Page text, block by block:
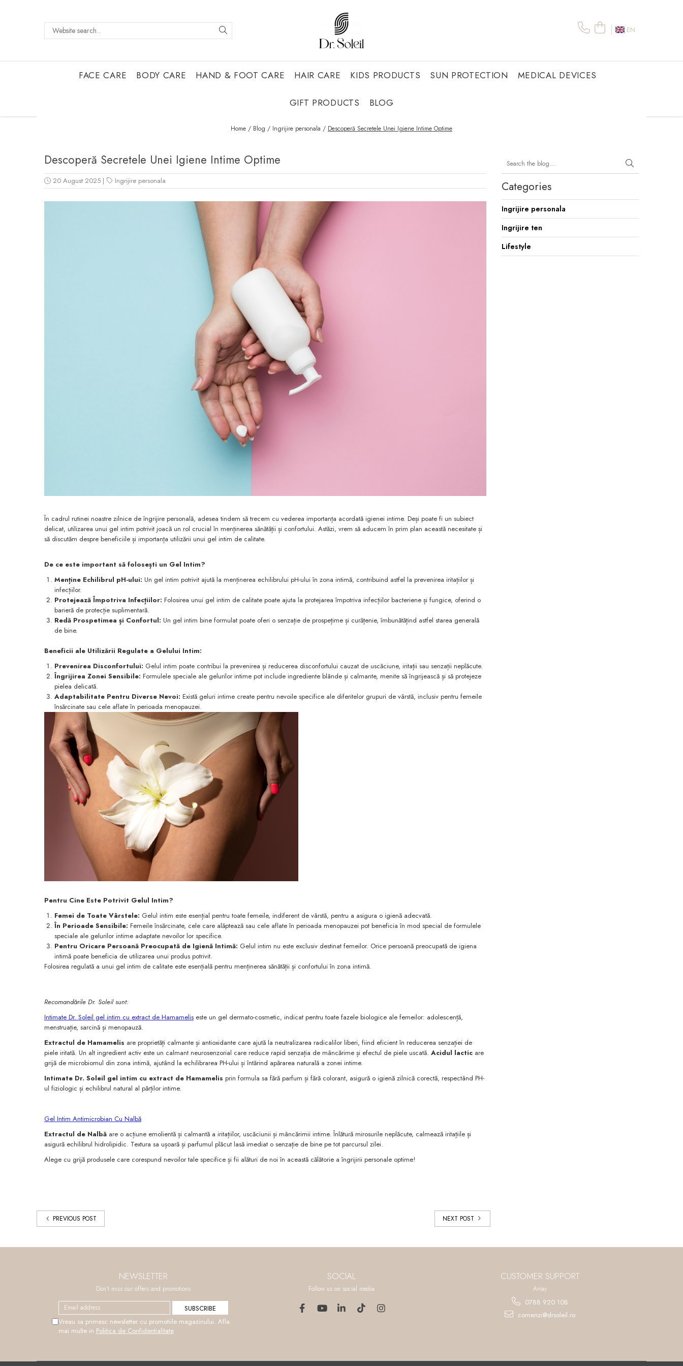
EN
FACE CARE BODY CARE HAND & FOOT CARE HAIR CARE KIDS PRODUCTS SUN PROTECTION MEDICAL DEVICES
GIFT PRODUCTS BLOG
Home / Blog / Ingrijire personala / Descoperă Secretele Unei Igiene Intime Optime
Descoperă Secretele Unei Igiene Intime Optime
20 August 2025 | Ingrijire personala
În cadrul rutinei noastre zilnice de îngrijire personală, adesea tindem să trecem cu vederea importanța acordată igienei intime. Deși poate fi un subiect
delicat, utilizarea unui gel intim potrivit joacă un rol crucial în menținerea sănătății și confortului. Astăzi, vrem să aducem în prim plan această necesitate și
să discutăm despre beneficiile și importanța utilizării unui gel intim de calitate.
De ce este important să folosești un Gel Intim?
Menține Echilibrul pH-ului: Un gel intim potrivit ajută la menținerea echilibrului pH-ului în zona intimă, contribuind astfel la prevenirea iritațiilor și
infecțiilor.
Protejează Împotriva Infecțiilor: Folosirea unui gel intim de calitate poate ajuta la protejarea împotriva infecțiilor bacteriene și fungice, oferind o
barieră de protecție suplimentară.
Redă Prospetimea și Confortul: Un gel intim bine formulat poate oferi o senzație de prospețime și curățenie, îmbunătățind astfel starea generală
de bine.
Beneficii ale Utilizării Regulate a Gelului Intim:
Prevenirea Disconfortului: Gelul intim poate contribui la prevenirea și reducerea disconfortului cauzat de uscăciune, iritații sau senzații neplăcute.
Îngrijirea Zonei Sensibile: Formulele speciale ale gelurilor intime pot include ingrediente blânde și calmante, menite să îngrijească și să protejeze
pielea delicată.
Adaptabilitate Pentru Diverse Nevoi: Există geluri intime create pentru nevoile specifice ale diferitelor grupuri de vârstă, inclusiv pentru femeile
însărcinate sau cele aflate în perioada menopauzei.
Pentru Cine Este Potrivit Gelul Intim?
Femei de Toate Vârstele: Gelul intim este esențial pentru toate femeile, indiferent de vârstă, pentru a asigura o igienă adecvată.
În Perioade Sensibile: Femeile însărcinate, cele care alăptează sau cele aflate în perioada menopauzei pot beneficia în mod special de formulele
speciale ale gelurilor intime adaptate nevoilor lor specifice.
Pentru Oricare Persoană Preocupată de Igienă Intimă: Gelul intim nu este exclusiv destinat femeilor. Orice persoană preocupată de igiena
intimă poate beneficia de utilizarea unui produs potrivit.
Folosirea regulată a unui gel intim de calitate este esențială pentru menținerea sănătății și confortului în zona intimă.
Recomandările Dr. Soleil sunt:
Intimate Dr. Soleil gel intim cu extract de Hamamelis este un gel dermato-cosmetic, indicat pentru toate fazele biologice ale femeilor: adolescență,
menstruație, sarcină și menopauză.
Extractul de Hamamelis are proprietăți calmante și antioxidante care ajută la neutralizarea radicalilor liberi, fiind eficient în reducerea senzației de
piele iritată. Un alt ingredient activ este un calmant neurosenzorial care reduce rapid senzația de mâncărime și efectul de piele uscată. Acidul lactic are
grijă de microbiomul din zona intimă, ajutând la echilibrarea PH-ului și întărind apărarea naturală a zonei intime.
Intimate Dr. Soleil gel intim cu extract de Hamamelis prin formula sa fără parfum și fără colorant, asigură o igienă zilnică corectă, respectând PH-
ul fiziologic și echilibrul natural al părților intime.
Gel Intim Antimicrobian Cu Nalbă
Extractul de Nalbă are o acțiune emolientă și calmantă a iritațiilor, uscăciunii și mâncărimii intime. Înlătură mirosurile neplăcute, calmează iritațiile și
asigură echilibrul hidrolipidic. Textura sa ușoară și parfumul plăcut lasă imediat o senzație de bine pe tot parcursul zilei.
Alege cu grijă produsele care corespund nevoilor tale specifice și fii alături de noi în această călătorie a îngrijirii personale optime!
Categories
Ingrijire personala
Ingrijire ten
Lifestyle
NEXT POST
PREVIOUS POST
NEWSLETTER
Don't miss our offers and promotions
Vreau sa primesc newsletter cu promotiile magazinului. Afla
mai multe in Politica de Confidentialitate
SOCIAL
Follow us on social media
CUSTOMER SUPPORT
Array
0788 920 108
comenzi@drsoleil.ro